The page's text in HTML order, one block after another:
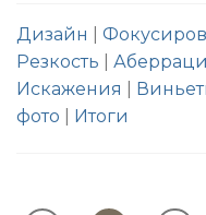
Дизайн
Резкость
Искажения
фото
Итоги